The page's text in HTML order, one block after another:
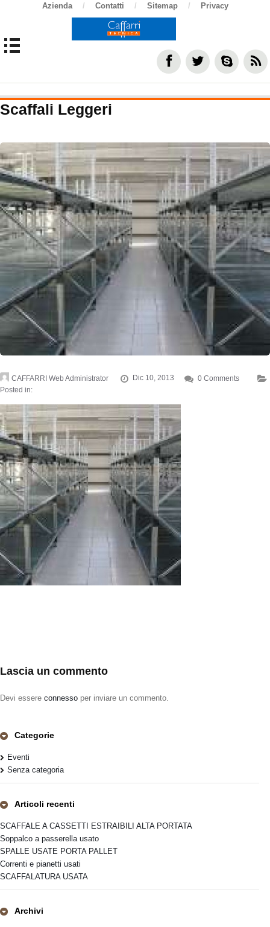
Azienda / Contatti / Sitemap / Privacy
Scaffali Leggeri
CAFFARRI Web Administrator Dic 10, 2013
0 Comments
Posted in:
Lascia un commento
Devi essere connesso per inviare un commento.
Categorie
Eventi
Senza categoria
Articoli recenti
SCAFFALE A CASSETTI ESTRAIBILI ALTA PORTATA
Soppalco a passerella usato
SPALLE USATE PORTA PALLET
Correnti e pianetti usati
SCAFFALATURA USATA
Archivi